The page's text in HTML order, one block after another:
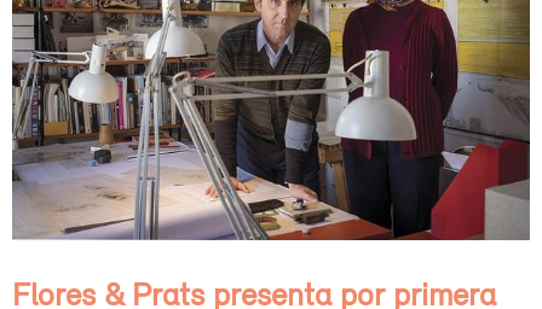
Flores & Prats presenta por primera